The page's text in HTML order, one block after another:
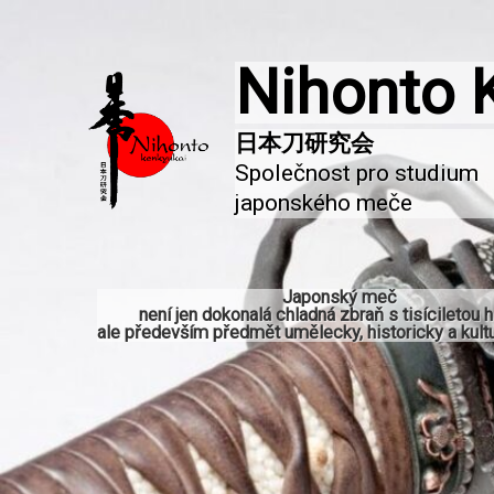
Nihonto
Společnost pro studium
japonského meče
Japonský meč
není jen dokonalá chladná zbraň s tisíciletou
ale především předmět umělecky, historicky a